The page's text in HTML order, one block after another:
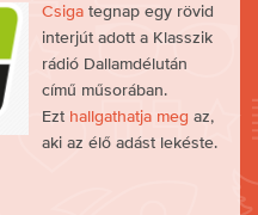
Csiga tegnap egy rövid
interjút adott a Klasszik
rádió Dallamdélután
című műsorában.
Ezt hallgathatja meg az,
aki az élő adást lekéste.